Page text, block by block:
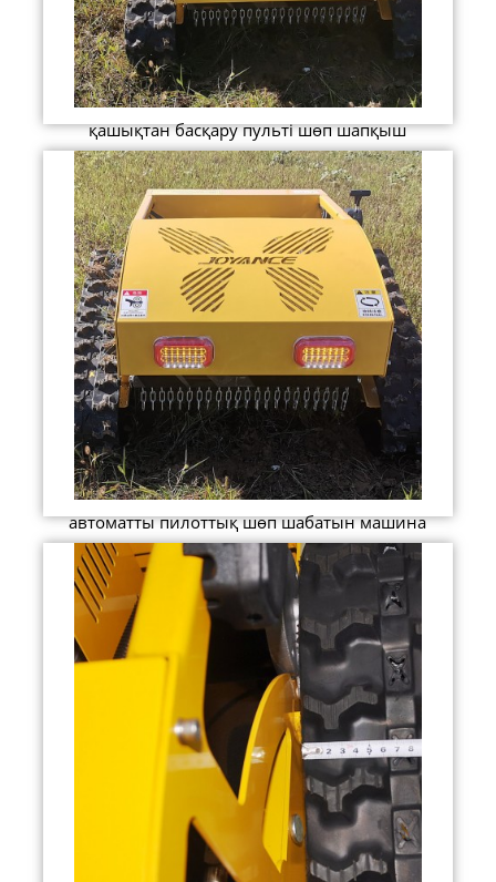
қашықтан басқару пульті шөп шапқыш
автоматты пилоттық шөп шабатын машина